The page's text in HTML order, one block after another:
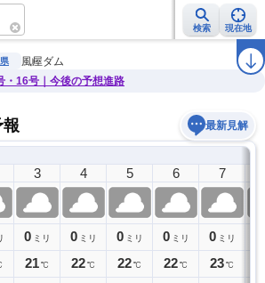
検索 現在地
地震情報 ラ
風屋ダム
・16号｜今後の予想進路
最新見解
3
0 ミリ
21℃
4
0 ミリ
22℃
5
0 ミリ
22℃
6
0 ミリ
22℃
7
0 ミリ
23℃